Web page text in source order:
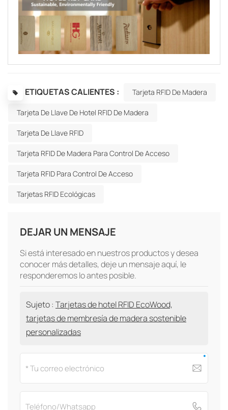
ETIQUETAS CALIENTES : Tarjeta RFID De Madera
Tarjeta De Llave De Hotel RFID De Madera
Tarjeta De Llave RFID
Tarjeta RFID De Madera Para Control De Acceso
Tarjeta RFID Para Control De Acceso
Tarjetas RFID Ecológicas
DEJAR UN MENSAJE
Si está interesado en nuestros productos y desea
conocer más detalles, deje un mensaje aquí, le
responderemos lo antes posible.
Sujeto : Tarjetas de hotel RFID EcoWood,
tarjetas de membresía de madera sostenible
personalizadas